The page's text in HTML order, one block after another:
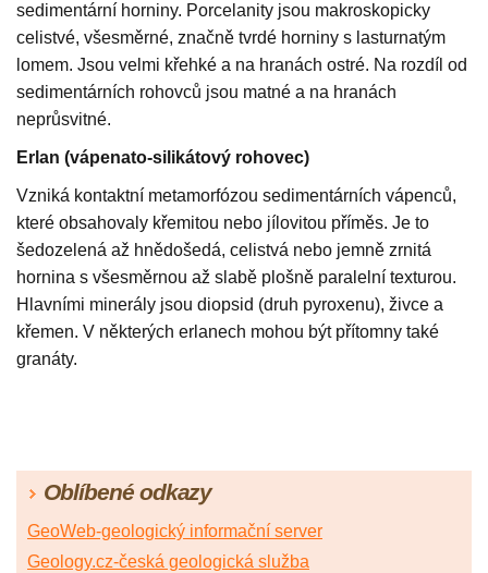
sedimentární horniny. Porcelanity jsou makroskopicky
celistvé, všesměrné, značně tvrdé horniny s lasturnatým
lomem. Jsou velmi křehké a na hranách ostré. Na rozdíl od
sedimentárních rohovců jsou matné a na hranách
neprůsvitné.
Erlan (vápenato-silikátový rohovec)
Vzniká kontaktní metamorfózou sedimentárních vápenců,
které obsahovaly křemitou nebo jílovitou příměs. Je to
šedozelená až hnědošedá, celistvá nebo jemně zrnitá
hornina s všesměrnou až slabě plošně paralelní texturou.
Hlavními minerály jsou diopsid (druh pyroxenu), živce a
křemen. V některých erlanech mohou být přítomny také
granáty.
Oblíbené odkazy
GeoWeb-geologický informační server
Geology.cz-česká geologická služba